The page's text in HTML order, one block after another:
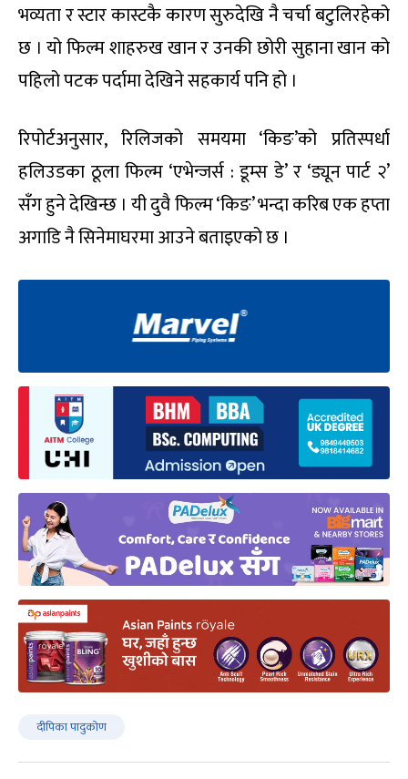
भव्यता र स्टार कास्टकै कारण सुरुदेखि नै चर्चा बटुलिरहेको
छ । यो फिल्म शाहरुख खान र उनकी छोरी सुहाना खान को
पहिलो पटक पर्दामा देखिने सहकार्य पनि हो ।
रिपोर्टअनुसार, रिलिजको समयमा ‘किङ’को प्रतिस्पर्धा
हलिउडका ठूला फिल्म ‘एभेन्जर्स : डूम्स डे’ र ‘ड्यून पार्ट २’
सँग हुने देखिन्छ । यी दुवै फिल्म ‘किङ’ भन्दा करिब एक हप्ता
अगाडि नै सिनेमाघरमा आउने बताइएको छ ।
दीपिका पादुकोण